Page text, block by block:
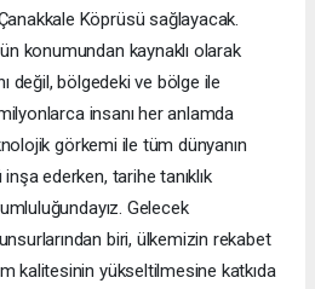
Köprüsü sağlayacak.
konumundan kaynaklı olarak
değil, bölgedeki ve bölge ile
insanı her anlamda
görkemi ile tüm dünyanın
ederken, tarihe tanıklık
Gelecek
biri, ülkemizin rekabet
kalitesinin yükseltilmesine katkıda